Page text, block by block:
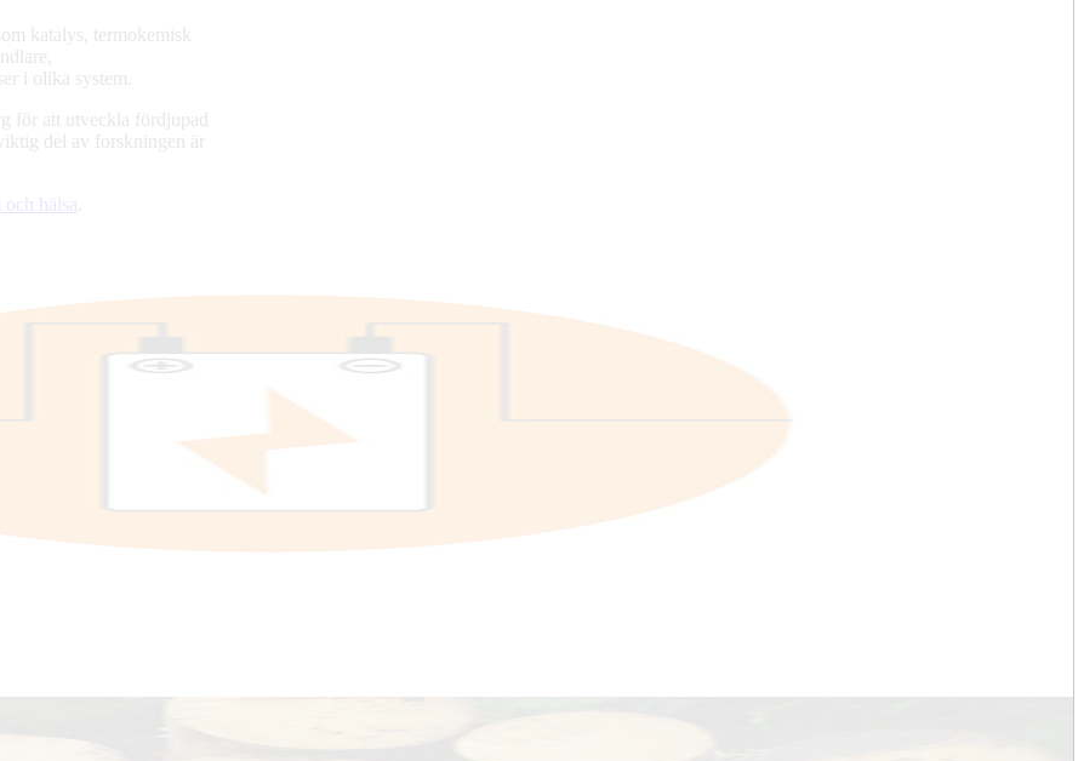
katalys, termokemisk
i olika system.
för att utveckla fördjupad
del av forskningen är
hälsa